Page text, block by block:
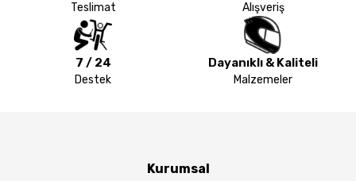
Teslimat Alışveriş
7 / 24
Destek
Dayanıklı & Kaliteli
Malzemeler
Kurumsal